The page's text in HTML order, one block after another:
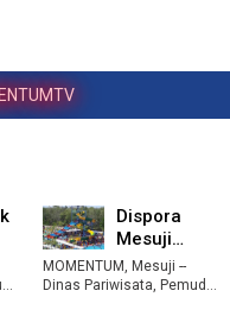
Dispora
Mesuji
Berencana
Mengganti
MOMENTUM, Mesuji --
Dinas Pariwisata, Pemuda